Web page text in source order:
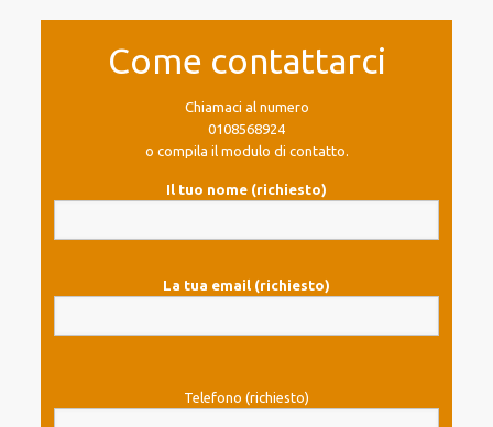
Come contattarci
Chiamaci al numero
0108568924
o compila il modulo di contatto.
Il tuo nome (richiesto)
La tua email (richiesto)
Telefono (richiesto)